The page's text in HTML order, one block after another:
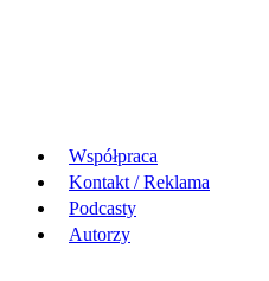
Współpraca
Kontakt / Reklama
Podcasty
Autorzy